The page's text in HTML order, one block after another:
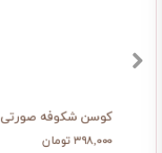
کوسن شکوفه صورتی
۳۹۸,۰۰۰ تومان